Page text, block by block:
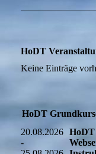
HoDT
Keine Einträge
HoDT
20.08.2026
-